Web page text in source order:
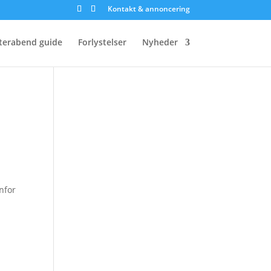
Kontakt & annoncering
guide Forlystelser Nyheder